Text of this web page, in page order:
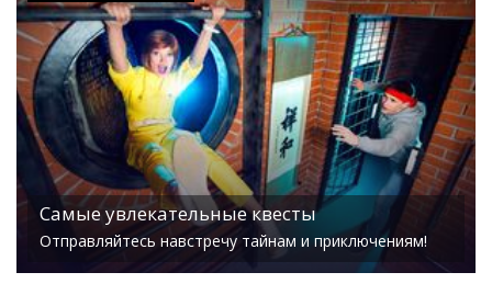
Самые увлекательные квесты
Отправляйтесь навстречу тайнам и приключениям!